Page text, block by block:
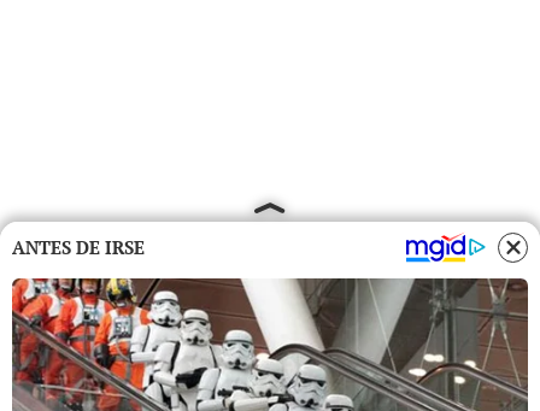
ANTES DE IRSE